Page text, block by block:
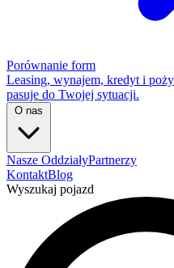
Porównanie form
Leasing, wynajem, kredyt i
pasuje do Twojej sytuacji.
O nas
Nasze OddziałyPartnerzy
KontaktBlog
Wyszukaj pojazd